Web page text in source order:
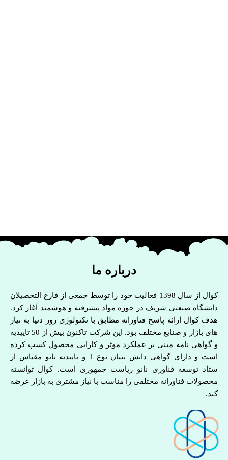
درباره ما
کوال از سال 1398 فعالیت خود را توسط جمعی از فارغ التحصیلان
دانشگاه صنعتی شریف در حوزه مواد پیشرفته و هوشمند آغاز کرد.
هدف کوال ارائه پاسخ فناورانه مطابق با تکنولوژی روز دنیا به نیاز
های بازار و صنایع مختلف بود. این شرکت تاکنون بیش از 50 تاییدیه
و گواهی نامه مبنی بر عملکرد موثر و کارایی محصول کسب کرده
است و دارای گواهی دانش بنیان نوع 1 و تاییدیه نانو مقیاس از
ستاد توسعه فناوری نانو ریاست جمهوری است. کوال توانسته
محصولات فناورانه مختلفی را مناسب با نیاز مشتری به بازار عرضه
کند.